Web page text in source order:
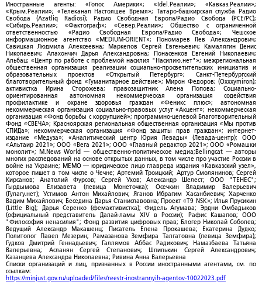
Иностранные агенты: «Голос Америки»; «Idel.Реалии»; «Кавказ.Реалии»;
«Крым.Реалии»; «Телеканал Настоящее Время»; Татаро-башкирская служба Радио
Свобода (Azatliq Radiosi); Радио Свободная Европа/Радио Свобода (PCE/PC);
«Сибирь.Реалии»; «Фактограф»; «Север.Реалии»; Общество с ограниченной
ответственностью «Радио Свободная Европа/Радио Свобода»; Чешское
информационное агентство «MEDIUM-ORIENT»; Пономарев Лев Александрович;
Савицкая Людмила Алексеевна; Маркелов Сергей Евгеньевич; Камалягин Денис
Николаевич; Апахончич Дарья Александровна; Понасенков Евгений Николаевич;
Альбац; «Центр по работе с проблемой насилия "Насилию.нет"»; межрегиональная
общественная организация реализации социально-просветительских инициатив и
образовательных проектов «Открытый Петербург»; Санкт-Петербургский
благотворительный фонд «Гуманитарное действие»; Мирон Федоров; (Oxxxymiron);
активистка Ирина Сторожева; правозащитник Алена Попова; Социально-
ориентированная автономная некоммерческая организация содействия
профилактике и охране здоровья граждан «Феникс плюс»; автономная
некоммерческая организация социально-правовых услуг «Акцент»; некоммерческая
организация «Фонд борьбы с коррупцией»; программно-целевой Благотворительный
Фонд «СВЕЧА»; Красноярская региональная общественная организация «Мы против
СПИДа»; некоммерческая организация «Фонд защиты прав граждан»; интернет-
издание «Медуза»; «Аналитический центр Юрия Левады» (Левада-центр); ООО
«Альтаир 2021»; ООО «Вега 2021»; ООО «Главный редактор 2021»; ООО «Ромашки
монолит»; M.News World — общественно-политическое медиа;Bellingcat — авторы
многих расследований на основе открытых данных, в том числе про участие России в
войне на Украине; МЕМО — юридическое лицо главреда издания «Кавказский узел»,
которое пишет в том числе о Чечне; Артемий Троицкий; Артур Смолянинов; Сергей
Кирсанов; Анатолий Фурсов; Сергей Ухов; Александр Шелест; ООО "ТЕНЕС";
Гырдымова Елизавета (певица Монеточка); Осечкин Владимир Валерьевич
(Гулагу.нет); Устимов Антон Михайлович; Яганов Ибрагим Хасанбиевич; Харченко
Вадим Михайлович; Беседина Дарья Станиславовна; Проект «T9 NSK»; Илья Прусикин
(Little Big); Дарья Серенко (фемактивистка); Фидель Агумава; Эрдни Омбадыков
(официальный представитель Далай-ламы XIV в России); Рафис Кашапов; ООО
"Философия ненасилия"; Фонд развития цифровых прав; Блогер Николай Соболев;
Ведущий Александр Макашенц; Писатель Елена Прокашева; Екатерина Дудко;
Политолог Павел Мезерин; Рамазанова Земфира Талгатовна (певица Земфира);
Гудков Дмитрий Геннадьевич; Галлямов Аббас Радикович; Намазбаева Татьяна
Валерьевна; Асланян Сергей Степанович; Шпилькин Сергей Александрович;
Казанцева Александра Николаевна; Ривина Анна Валерьевна
Списки организаций и лиц, признанных в России иностранными агентами, см. по
ссылкам:
https://minjust.gov.ru/uploaded/files/reestr-inostrannyih-agentov-10022023.pdf